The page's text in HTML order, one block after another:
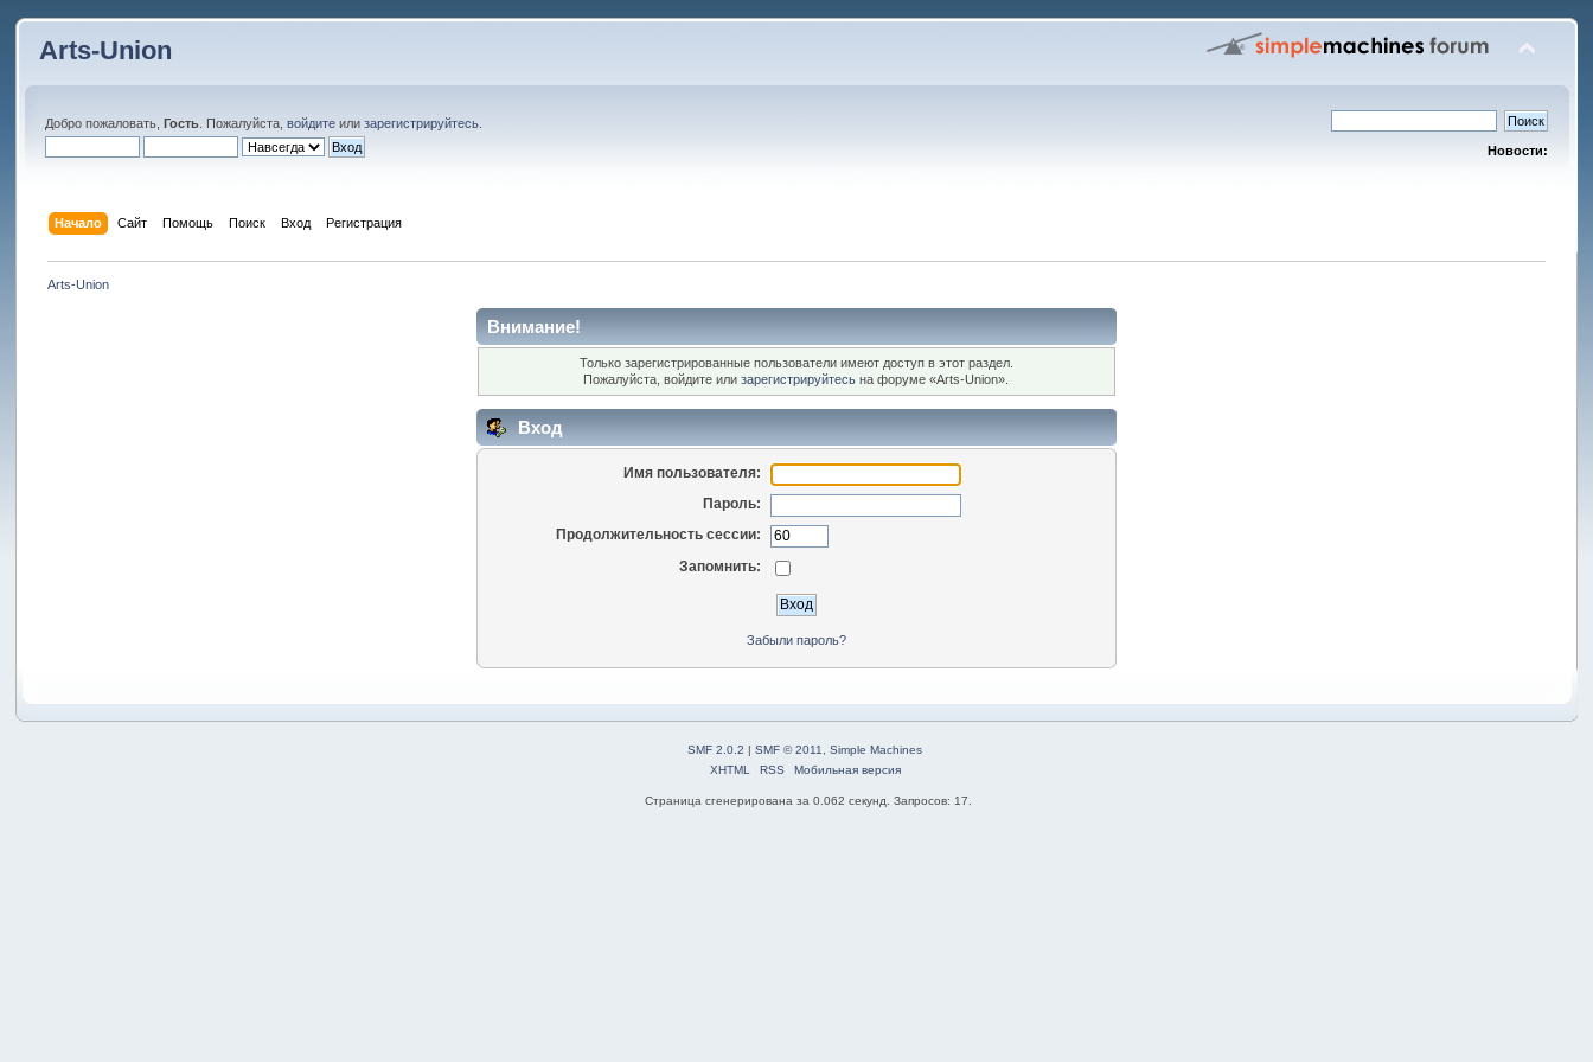
Arts-Union
Добро пожаловать,Гость . Пожалуйста,войдите илизарегистрируйтесь
Новости:
Начало Сайт Помощь Поиск Вход Регистрация
Arts-Union
Внимание!
Только зарегистрированные пользователи имеют доступ в этот раздел.
Пожалуйста, войдите илизарегистрируйтесь на форуме «Arts-Union».
Вход
Имя пользователя:
Пароль:
Продолжительность сессии:
Запомнить:
Забыли пароль?
SMF 2.0.2 |SMF © 2011 ,Simple Machines
XHTML
RSS Мобильная версия
Страница сгенерирована за 0.062 секунд. Запросов: 17.